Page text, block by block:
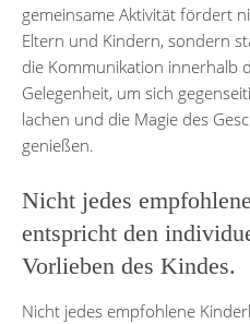
gemeinsame Aktivität fördert
Eltern und Kindern, sondern
die Kommunikation innerhalb
Gelegenheit, um sich
lachen und die Magie des
genießen.
Nicht jedes
entspricht den
Vorlieben des Kindes.
Nicht jedes empfohlene